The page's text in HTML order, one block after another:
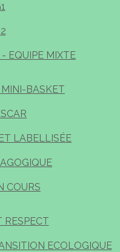
EQUIPE MIXTE
BASKET
LABELLISÉE
COURS
RESPECT
ECOLOGIQUE